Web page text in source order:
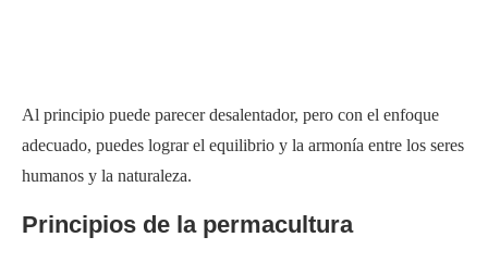
Al principio puede parecer desalentador, pero con el enfoque
adecuado, puedes lograr el equilibrio y la armonía entre los seres
humanos y la naturaleza.
Principios de la permacultura